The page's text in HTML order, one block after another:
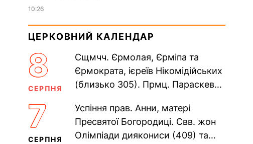
10:26
ЦЕРКОВНИЙ КАЛЕНДАР
8
СЕРПНЯ
Сщмчч. Єрмолая, Єрміпа та
Єрмократа, ієреїв Нікомідійських
(близько 305). Прмц. Параскеви
Печерського, в Ближніх...
7
СЕРПНЯ
Успіння прав. Анни, матері
Пресвятої Богородиці. Свв. жон
Олімпіади диякониси (409) та